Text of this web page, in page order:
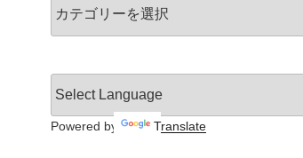
テ
ゴ
ー
Powered by Translate